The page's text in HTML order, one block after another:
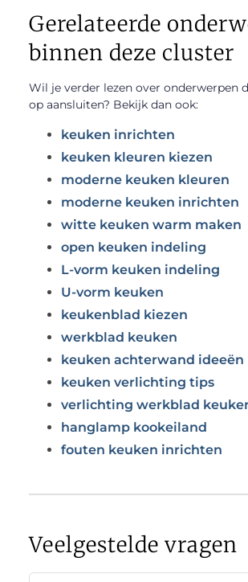
Gerelateerde
binnen deze cluster
Wil je verder lezen over onderwerpen
op aansluiten? Bekijk dan ook:
keuken inrichten
keuken kleuren kiezen
moderne keuken kleuren
moderne keuken inrichten
witte keuken warm maken
open keuken indeling
L-vorm keuken indeling
U-vorm keuken
keukenblad kiezen
werkblad keuken
keuken achterwand ideeën
keuken verlichting tips
verlichting werkblad
hanglamp kookeiland
fouten keuken inrichten
Veelgestelde vragen